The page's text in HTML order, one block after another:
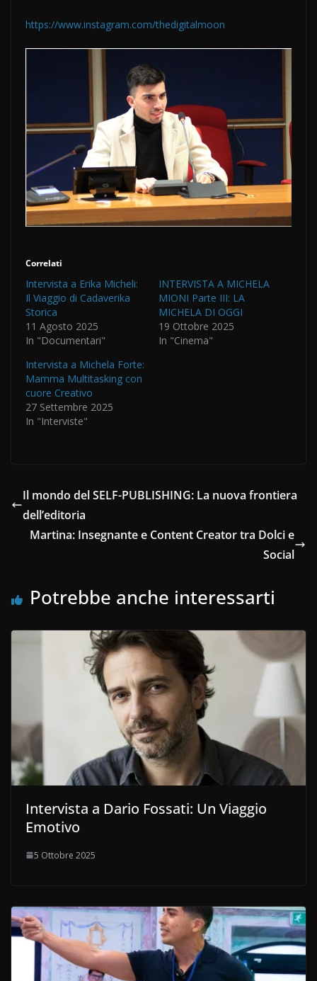
https://www.instagram.com/thedigitalmoon
Correlati
Intervista a Erika Micheli:
Il Viaggio di Cadaverika
Storica
11 Agosto 2025
In "Documentari"
INTERVISTA A MICHELA
MIONI Parte III: LA
MICHELA DI OGGI
19 Ottobre 2025
In "Cinema"
Intervista a Michela Forte:
Mamma Multitasking con
cuore Creativo
27 Settembre 2025
In "Interviste"
Il mondo del SELF-PUBLISHING: La nuova frontiera
dell’editoria
Martina: Insegnante e Content Creator tra Dolci e
Social
Potrebbe anche interessarti
Intervista a Dario Fossati: Un Viaggio
Emotivo
5 Ottobre 2025